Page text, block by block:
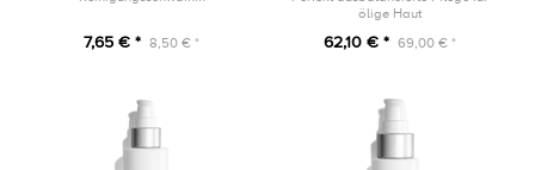
7,65 € * 8,50 € *
ölige Haut
62,10 € * 69,00 € *